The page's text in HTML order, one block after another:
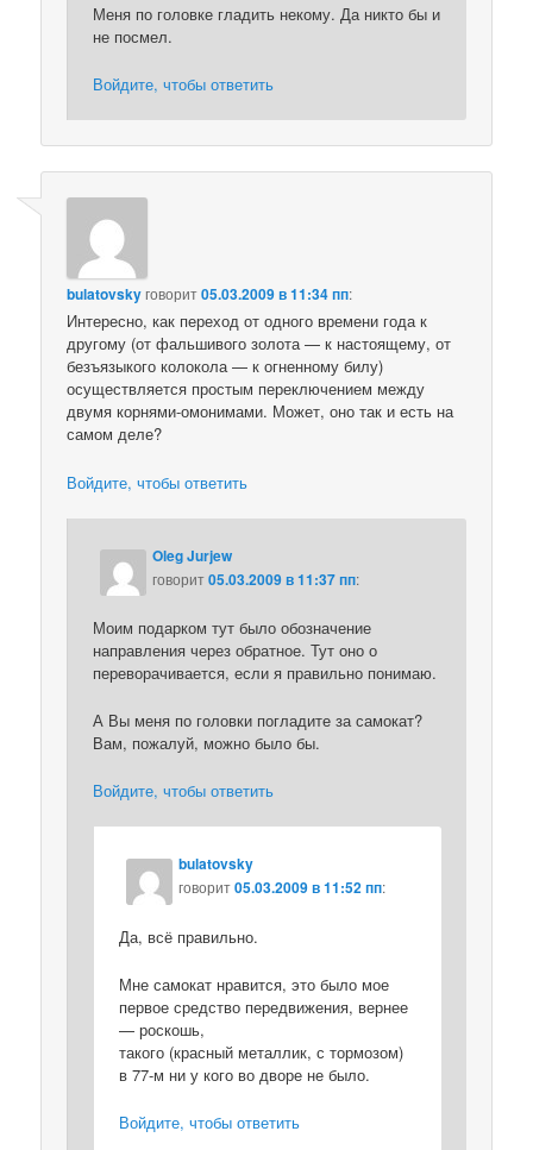
Меня по головке гладить некому. Да никто бы и
не посмел.
Войдите, чтобы ответить
bulatovskyговорит05.03.2009 в 11:34 пп:
Интересно, как переход от одного времени года к
другому (от фальшивого золота — к настоящему, от
безъязыкого колокола — к огненному билу)
осуществляется простым переключением между
двумя корнями-омонимами. Может, оно так и есть на
самом деле?
Войдите, чтобы ответить
Oleg Jurjew
говорит05.03.2009 в 11:37 пп:
Моим подарком тут было обозначение
направления через обратное. Тут оно о
переворачивается, если я правильно понимаю.
А Вы меня по головки погладите за самокат?
Вам, пожалуй, можно было бы.
Войдите, чтобы ответить
bulatovsky
говорит 05.03.2009 в 11:52 пп:
Да, всё правильно.
Мне самокат нравится, это было мое
первое средство передвижения, вернее
— роскошь,
такого (красный металлик, с тормозом)
в 77-м ни у кого во дворе не было.
Войдите, чтобы ответить